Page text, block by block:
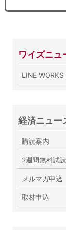
ワイズニュ
LINE WORKS
経済ニュー
購読案内
2週間無料試読
メルマガ申込
取材申込